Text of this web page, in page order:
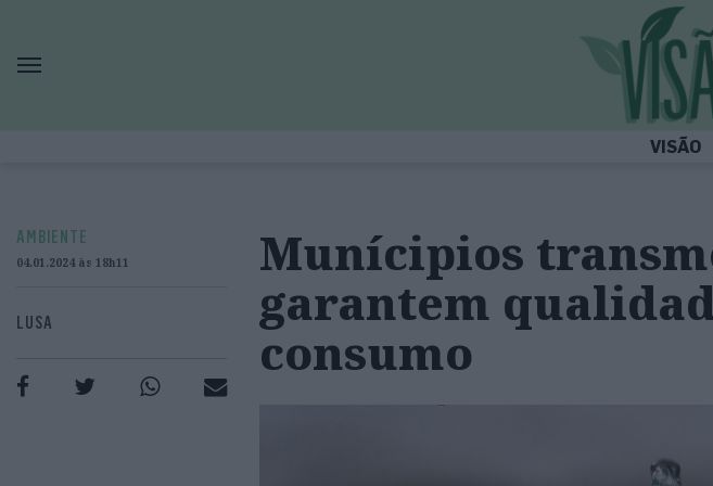
VISÃO
AMBIENTE
04.01.2024 às 18h11
LUSA
Munícipios
garantem
consumo